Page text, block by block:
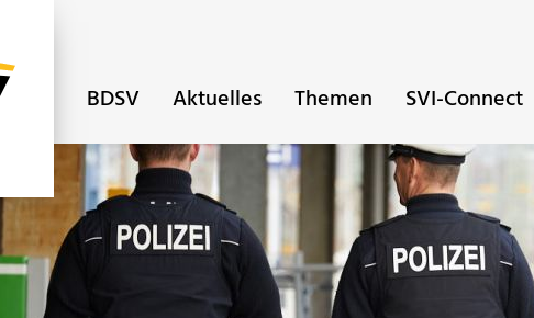
BDSV Aktuelles Themen SVI-Connect